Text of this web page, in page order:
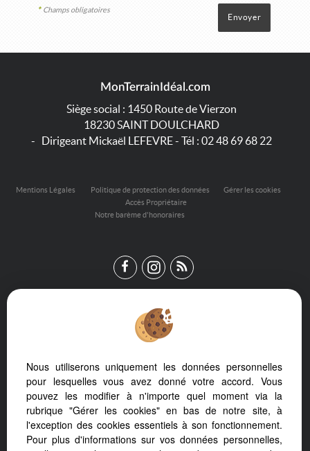
* Champs obligatoires
MonTerrainIdéal.com
Siège social : 1450 Route de Vierzon
18230SAINT DOULCHARD
- Dirigeant Mickaël LEFEVRE - Tél : 02 48 69 68 22
Mentions Légales Politique de protection des données
Gérer les cookies
Accès Propriétaire
Notre barème d'honoraires
Afin de vous offrir un confort de lecture permanent, depuis votre
automatiquement aux différents types d'écrans
Nous utiliserons uniquement les données personnelles
pour lesquelles vous avez donné votre accord. Vous
pouvez les modifier à n'importe quel moment via la
rubrique "Gérer les cookies" en bas de notre site, à
l'exception des cookies essentiels à son fonctionnement.
Pour plus d'informations sur vos données personnelles,